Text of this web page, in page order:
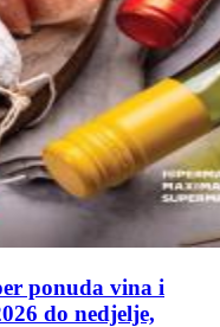
ponuda vina i
do nedjelje,